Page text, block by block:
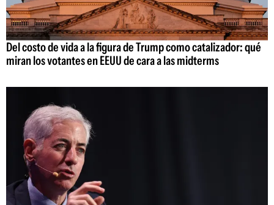
Del costo de vida a la figura de Trump como catalizador: qué
miran los votantes en EEUU de cara a las midterms